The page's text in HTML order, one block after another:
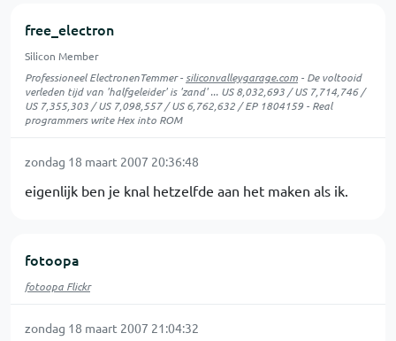
free_electron
Silicon Member
Professioneel ElectronenTemmer - siliconvalleygarage.com - De voltooid
verleden tijd van 'halfgeleider' is 'zand' ... US 8,032,693 / US 7,714,746 /
US 7,355,303 / US 7,098,557 / US 6,762,632 / EP 1804159 - Real
programmers write Hex into ROM
zondag 18 maart 2007 20:36:48
eigenlijk ben je knal hetzelfde aan het maken als ik.
fotoopa
fotoopa Flickr
zondag 18 maart 2007 21:04:32